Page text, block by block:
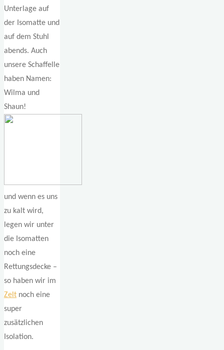
Unterlage auf
der Isomatte und
auf dem Stuhl
abends. Auch
unsere Schaffelle
haben Namen:
Wilma und
Shaun!
und wenn es uns
zu kalt wird,
legen wir unter
die Isomatten
noch eine
Rettungsdecke –
so haben wir im
Zelt noch eine
super
zusätzlichen
Isolation.